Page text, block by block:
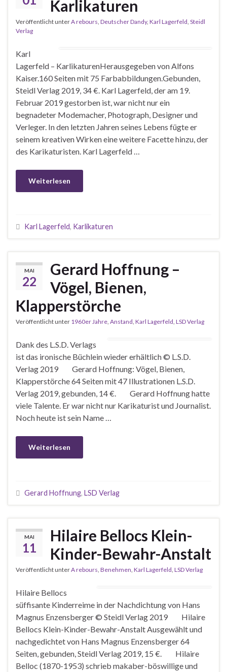
Karlikaturen
Veröffentlicht unterA rebours Deutscher Dandy, Karl Lagerfeld Steidl
Verlag
Karl
Lagerfeld – KarlikaturenHerausgegeben von Alfons
Kaiser.160 Seiten mit 75 Farbabbildungen.Gebunden,
Steidl Verlag 2019, 34 €. Karl Lagerfeld, der am 19.
Februar 2019 gestorben ist, war nicht nur ein
begnadeter Modemacher, Photograph, Designer und
Verleger. In den letzten Jahren seines Lebens fügte er
seinem kreativen Wirken eine weitere Facette hinzu, der
des Karikaturisten. Karl Lagerfeld …
Weiterlesen
Karl Lagerfeld, Karlikaturen
MAI
22
Gerard Hoffnung –
Vögel, Bienen,
Klapperstörche
Veröffentlicht unter 1960er Jahre Anstand Karl Lagerfeld LSD Verlag
Dank des L.S.D. Verlags
ist das ironische Büchlein wieder erhältlich © L.S.D.
Verlag 2019 Gerard Hoffnung: Vögel, Bienen,
Klapperstörche 64 Seiten mit 47 Illustrationen L.S.D.
Verlag 2019, gebunden, 14 €. Gerard Hoffnung hatte
viele Talente. Er war nicht nur Karikaturist und Journalist.
Noch heute ist sein Name …
Weiterlesen
Gerard Hoffnung, LSD Verlag
MAI
11
Hilaire Bellocs Klein-
Kinder-Bewahr-Anstalt
Veröffentlicht unterA rebours Benehmen Karl Lagerfeld LSD Verlag
Hilaire Bellocs
süffisante Kinderreime in der Nachdichtung von Hans
Magnus Enzensberger © Steidl Verlag 2019 Hilaire
Bellocs Klein-Kinder-Bewahr-Anstalt Ausgewählt und
nachgedichtet von Hans Magnus Enzensberger 64
Seiten, gebunden, Steidl Verlag 2019, 15 €. Hilaire
Belloc (1870-1953) schrieb makaber-böswillige und